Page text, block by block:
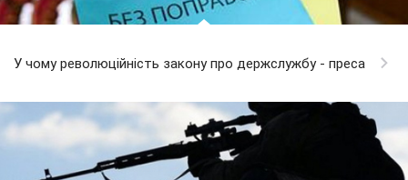
У чому революційність закону про держслужбу - преса